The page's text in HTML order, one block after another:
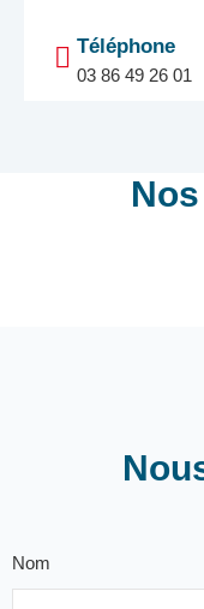
Téléphone
03 86 49 26 01
Nos
Nom